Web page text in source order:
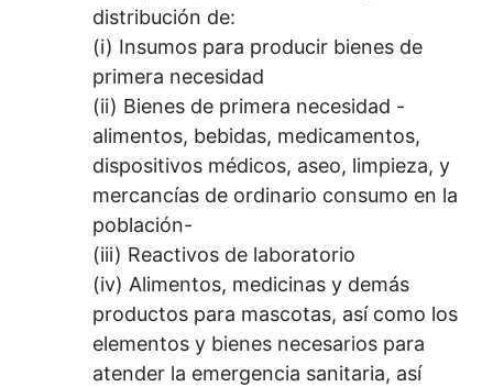
distribución de:
(i) Insumos para producir bienes de
primera necesidad
(ii) Bienes de primera necesidad -
alimentos, bebidas, medicamentos,
dispositivos médicos, aseo, limpieza, y
mercancías de ordinario consumo en la
población-
(iii) Reactivos de laboratorio
(iv) Alimentos, medicinas y demás
productos para mascotas, así como los
elementos y bienes necesarios para
atender la emergencia sanitaria, así